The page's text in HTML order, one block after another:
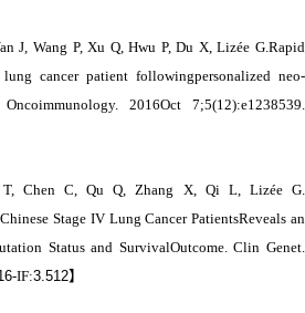
J, Wang P, Xu Q, Hwu P, Du X, Lizée G.Rapid
cancer patient followingpersonalized neo-
2016Oct 7;5(12):e1238539.
Chen C, Qu Q, Zhang X, Qi L, Lizée G.
Stage IV Lung Cancer PatientsReveals an
Status and SurvivalOutcome. Clin Genet.
-IF:3.512】